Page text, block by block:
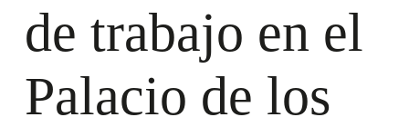
de trabajo en el
Palacio de los